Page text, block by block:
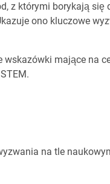
z którymi borykają
ono kluczowe
mające na
na tle